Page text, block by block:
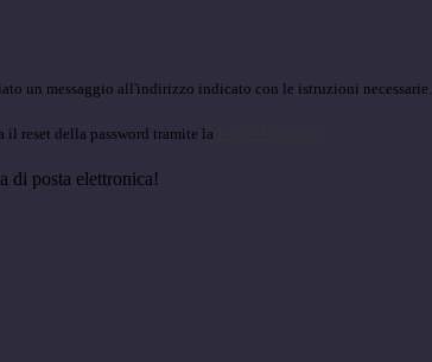
un messaggio all'indirizzo indicato con le istruzioni necessarie.
il reset della password tramite la
di posta elettronica!